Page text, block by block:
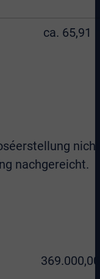
ca. 65,91
nicht
nachgereicht.